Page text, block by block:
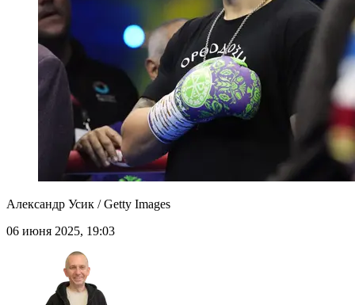
Александр Усик / Getty Images
06 июня 2025, 19:03